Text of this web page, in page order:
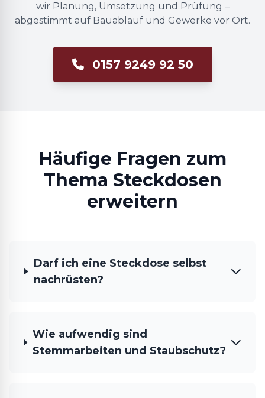
wir Planung, Umsetzung und Prüfung –
abgestimmt auf Bauablauf und Gewerke vor Ort.
0157 9249 92 50
Häufige Fragen zum
Thema Steckdosen
erweitern
Darf ich eine Steckdose selbst
nachrüsten?
Wie aufwendig sind
Stemmarbeiten und Staubschutz?